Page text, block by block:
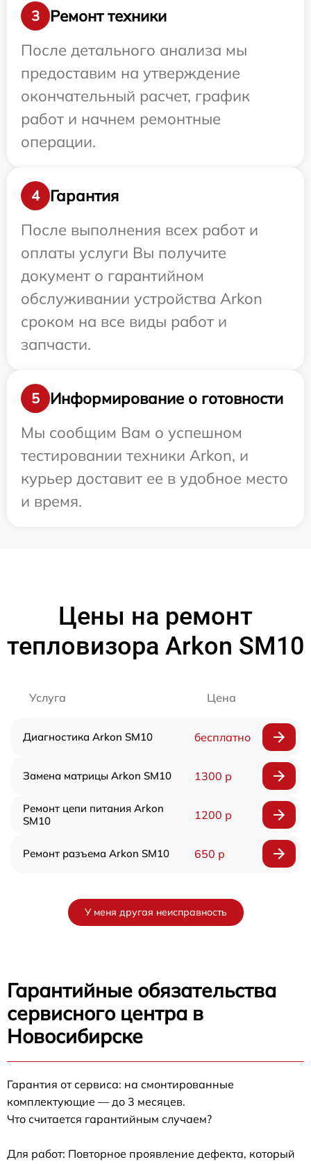
3
Ремонт техники
После детального анализа мы
предоставим на утверждение
окончательный расчет, график
работ и начнем ремонтные
операции.
4
Гарантия
После выполнения всех работ и
оплаты услуги Вы получите
документ о гарантийном
обслуживании устройства Arkon
сроком на все виды работ и
запчасти.
5
Информирование о готовности
Мы сообщим Вам о успешном
тестировании техники Arkon, и
курьер доставит ее в удобное место
и время.
Цены на ремонт
тепловизора Arkon SM10
Услуга Цена
Диагностика Arkon SM10 бесплатно
Замена матрицы Arkon SM10 1300 р
Ремонт цепи питания Arkon
SM10
1200 р
Ремонт разъема Arkon SM10 650 р
У меня другая неисправность
Гарантийные обязательства
сервисного центра в
Новосибирске
Гарантия от сервиса: на смонтированные
комплектующие — до 3 месяцев.
Что считается гарантийным случаем?
Для работ: Повторное проявление дефекта, который